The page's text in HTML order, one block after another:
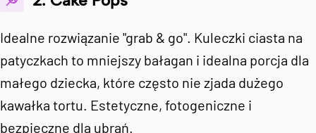
Idealne rozwiązanie "grab & go". Kuleczki ciasta na
patyczkach to mniejszy bałagan i idealna porcja dla
małego dziecka, które często nie zjada dużego
kawałka tortu. Estetyczne, fotogeniczne i
bezpieczne dla ubrań.